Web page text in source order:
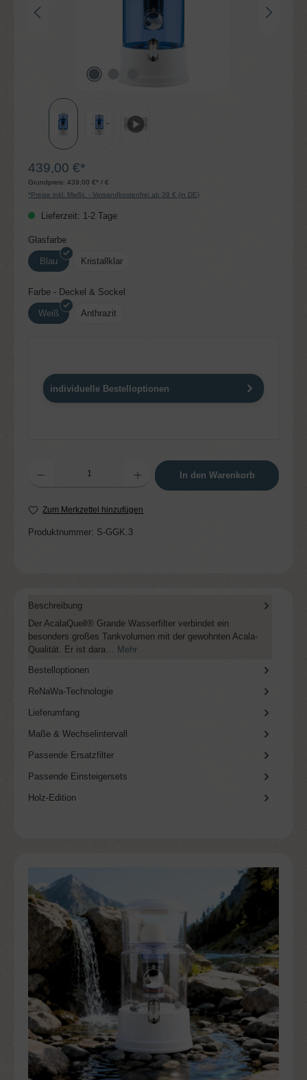
439,00 €*
Grundpreis: 439,00 €* / €
*Preise inkl. MwSt. - Versandkostenfrei ab 39 € (in DE)
Lieferzeit: 1-2 Tage
Glasfarbeauswählen
Blau Kristallklar
Farbe - Deckel & Sockel
Weiß Anthrazit
individuelle Bestelloptionen
Produkt Anzahl: Gib den gewünschten Wert ein oder benutze die Schaltflächen um
In den Warenkorb
Zum Merkzettel hinzufügen
Produktnummer: S-GGK.3
Beschreibung
Der AcalaQuell® Grande Wasserfilter verbindet ein
besonders großes Tankvolumen mit der gewohnten Acala-
Qualität. Er ist dara… Mehr
Bestelloptionen
ReNaWa-Technologie
Lieferumfang
Maße & Wechselintervall
Passende Ersatzfilter
Passende Einsteigersets
Holz-Edition